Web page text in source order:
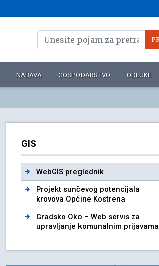
NABAVA GOSPODARSTVO ODLUKE
GIS
WebGIS preglednik
Projekt sunčevog potencijala
krovova Općine Kostrena
Gradsko Oko – Web servis za
upravljanje komunalnim prijavama